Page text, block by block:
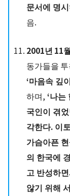
문서에 명시
음.
2001년 11
동가들을
‘마음속 깊
하며, ‘나는
국인이 겪
각한다. 이
가슴아픈
의 한국에
고 반성하
않기 위해